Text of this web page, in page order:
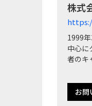
株式
1999
中心に
者のキ
お問